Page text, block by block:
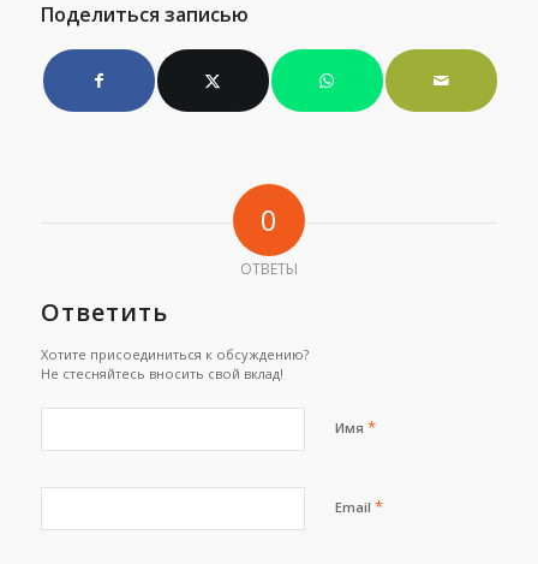
Поделиться записью
0
ОТВЕТЫ
Ответить
Хотите присоединиться к обсуждению?
Не стесняйтесь вносить свой вклад!
Имя *
Email *